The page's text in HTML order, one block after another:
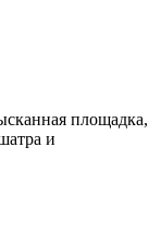
площадка,
и